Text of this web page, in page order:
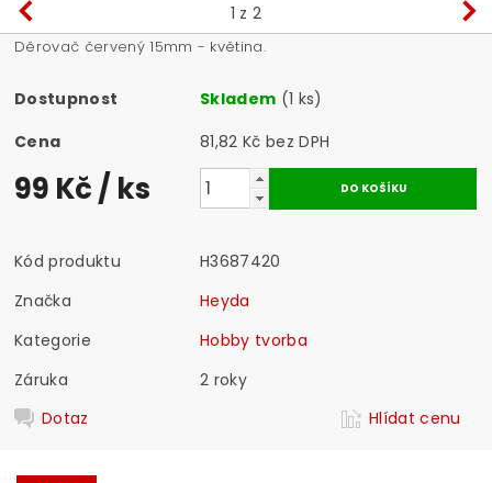
1 z 2
Děrovač červený 15mm - květina.
Dostupnost Skladem (1 ks)
Cena
81,82 Kč bez DPH
99 Kč/ ks
Kód produktu
H3687420
Značka
Heyda
Kategorie
Hobby tvorba
Záruka
2 roky
Dotaz
Hlídat cenu